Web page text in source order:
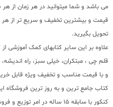
می باشد و شما میتوانید در هر زمان از هر
قیمت و بیشترین تخفیف و سریع تر از هر
تحویل بگیرید.
علاوه بر این سایر کتابهای کمک آموزشی
قلم چی ، مبتکران، خیلی سبز، راه
و با قیمت مناسب و تخفیف ویژه قابل
کتاب جامع ترین و به روز ترین فروشگاه
کنکور با سابقه 15 ساله در